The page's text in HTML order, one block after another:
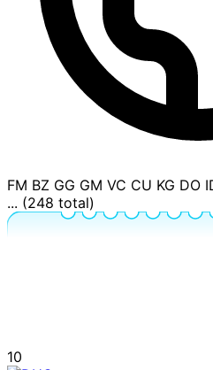
FM BZ GG GM VC CU KG DO
... (248 total)
10